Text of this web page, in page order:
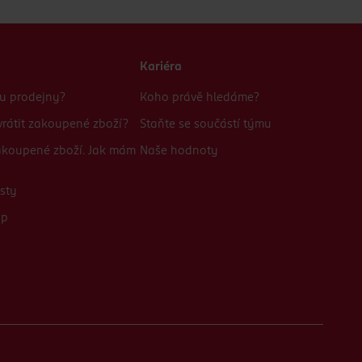
prodejny?
zakoupené zboží?
zboží. Jak mám
Kariéra
Koho právě hledáme?
Staňte se součástí týmu
Naše hodnoty